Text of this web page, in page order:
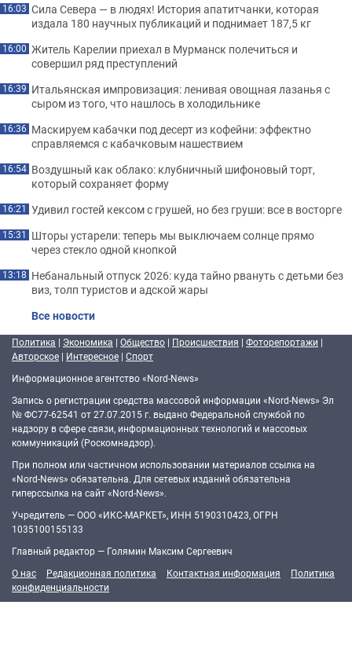
16:03 Сила Севера — в людях! История апатитчанки, которая
издала 180 научных публикаций и поднимает 187,5 кг
16:00 Житель Карелии приехал в Мурманск полечиться и
совершил ряд преступлений
16:39 Итальянская импровизация: ленивая овощная лазанья с
сыром из того, что нашлось в холодильнике
16:36 Маскируем кабачки под десерт из кофейни: эффектно
справляемся с кабачковым нашествием
16:54 Воздушный как облако: клубничный шифоновый торт,
который сохраняет форму
16:21 Удивил гостей кексом с грушей, но без груши: все в восторге
15:31 Шторы устарели: теперь мы выключаем солнце прямо
через стекло одной кнопкой
13:18 Небанальный отпуск 2026: куда тайно рвануть с детьми без
виз, толп туристов и адской жары
Все новости
Политика | Экономика | Общество | Происшествия | Фоторепортажи |
Авторское | Интересное | Спорт
Информационное агентство «Nord-News»
Запись о регистрации средства массовой информации «Nord-News» Эл
№ ФС77-62541 от 27.07.2015 г. выдано Федеральной службой по
надзору в сфере связи, информационных технологий и массовых
коммуникаций (Роскомнадзор).
При полном или частичном использовании материалов ссылка на
«Nord-News» обязательна. Для сетевых изданий обязательна
гиперссылка на сайт «Nord-News».
Учредитель — ООО «ИКС-МАРКЕТ», ИНН 5190310423, ОГРН
1035100155133
Главный редактор — Голямин Максим Сергеевич
О нас
Редакционная политика Контактная информация
Политика
конфиденциальности